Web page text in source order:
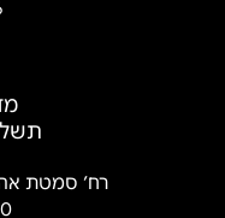
רח’ סמטת אהרון שלוש